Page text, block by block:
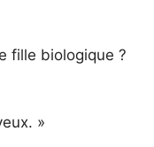
fille biologique ?
»